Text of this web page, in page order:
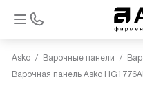
Asko Варочные панели
Варочная панель Asko